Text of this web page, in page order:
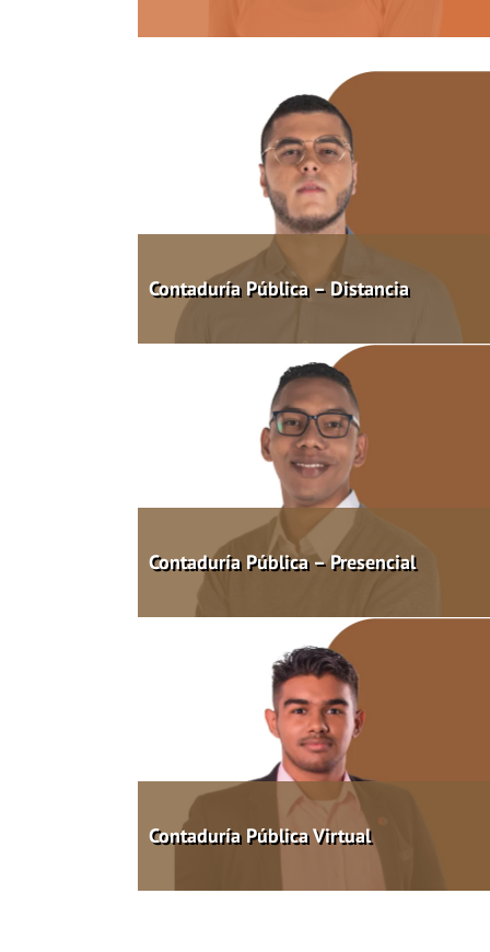
Contaduría Pública – Distancia
Contaduría Pública – Presencial
Contaduría Pública Virtual